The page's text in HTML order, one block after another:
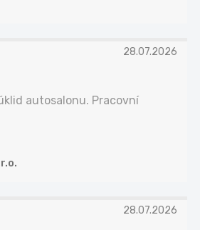
28.07.2026
autosalonu. Pracovní
28.07.2026